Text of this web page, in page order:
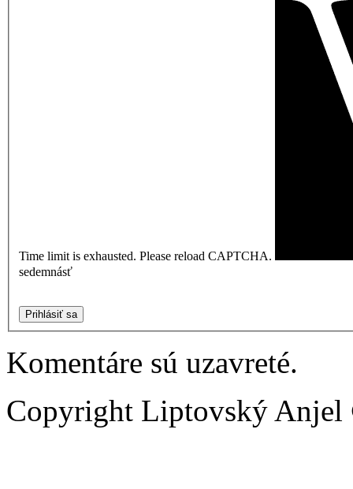
Time limit is exhausted. Please reload CAPTCHA.
sedemnásť
Prihlásiť sa
Komentáre sú uzavreté.
Copyright Liptovský Anjel